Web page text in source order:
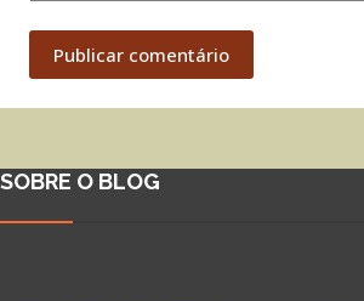
Publicar comentário
SOBRE O BLOG